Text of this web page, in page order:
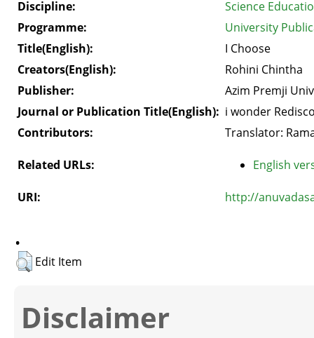
Discipline:
Science
Programme:
University
Title(English):
I Choose
Creators(English):
Rohini Chintha
Publisher:
Azim Premji
Journal or Publication Title(English): i wonder
Contributors:
Translator:
Related URLs: English
URI: http://
.
Edit Item
Disclaimer